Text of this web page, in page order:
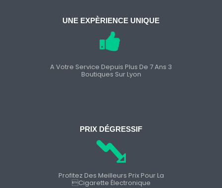
UNE EXPÈRIENCE UNIQUE
A Votre Service Depuis Plus De 7 Ans 3
Boutiques Sur Lyon
PRIX DÉGRESSIF
Profitez Des Meilleurs Prix Pour La
cigarette Électronique